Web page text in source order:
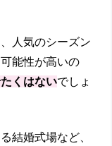
人気のシーズン
能性が高いの
くはないでしょ
結婚式場など、